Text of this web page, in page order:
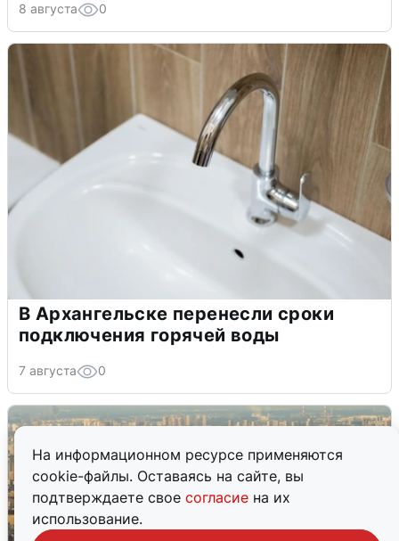
На информационном ресурсе применяются
cookie-файлы. Оставаясь на сайте, вы
подтверждаете свое согласие на их
использование.
8 августа 0
В Архангельске перенесли сроки
подключения горячей воды
7 августа 0